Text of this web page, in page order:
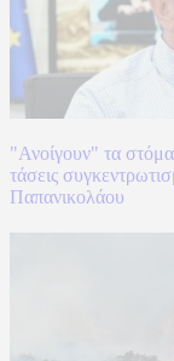
"Ανοίγουν" τα
τάσεις
Παπανικολάου